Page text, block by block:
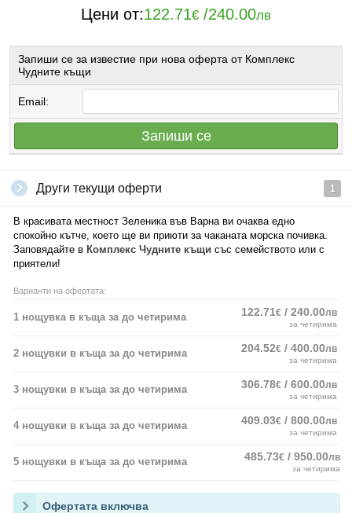
Цени от:122.71€ /240.00лв
Запиши се за известие при нова оферта от Комплекс
Чудните къщи
Email:
Запиши се
Други текущи оферти 1
В красивата местност Зеленика във Варна ви очаква едно
спокойно кътче, което ще ви приюти за чаканата морска почивка.
Заповядайте в Комплекс Чудните къщи със семейството или с
приятели!
Варианти на офертата:
1 нощувка в къща за до четирима 122.71€ / 240.00лв
за четирима
2 нощувки в къща за до четирима 204.52€ / 400.00лв
за четирима
3 нощувки в къща за до четирима 306.78€ / 600.00лв
за четирима
4 нощувки в къща за до четирима 409.03€ / 800.00лв
за четирима
5 нощувки в къща за до четирима 485.73€ / 950.00лв
за четирима
Офертата включва